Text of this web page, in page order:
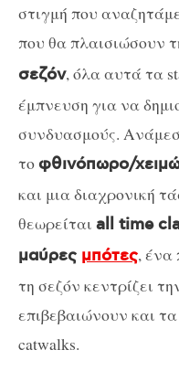
στιγμή που
που θα πλαισιώσουν
σεζόν, όλα αυτά τα
έμπνευση για να
συνδυασμούς.
τοφθινόπωρο/
και μια διαχρονική
θεωρείται all time
μαύρες μπότες, ένα
τη σεζόν κεντρίζει
επιβεβαιώνουν και
catwalks.